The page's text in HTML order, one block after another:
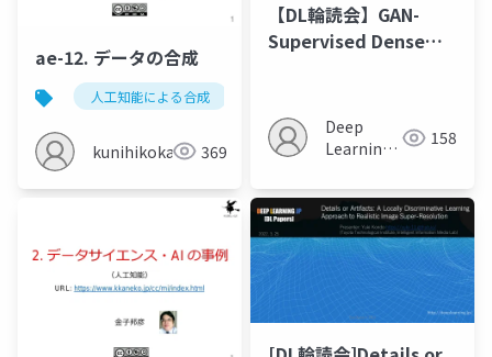
ae-12. データの合成
人工知能による合成
kunihikokaneko369
【DL輪読会】GAN-
Supervised Dense
Deep
Learning
158